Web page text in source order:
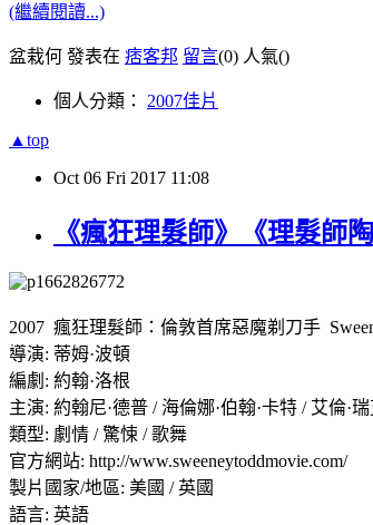
(繼續閱讀...)
盆栽何 發表在 痞客邦 留言(0) 人氣()
個人分類： 2007佳片
▲top
Oct 06 Fri 2017 11:08
《瘋狂理髮師》《理髮師
2007 瘋狂理髮師：倫敦首席惡魔剃刀手
導演: 蒂姆·波頓
編劇: 約翰·洛根
主演: 約翰尼·德普 / 海倫娜·伯翰·卡特 / 艾倫·
類型: 劇情 / 驚悚 / 歌舞
官方網站: http://www.sweeneytoddmovie.com/
製片國家/地區: 美國 / 英國
語言: 英語